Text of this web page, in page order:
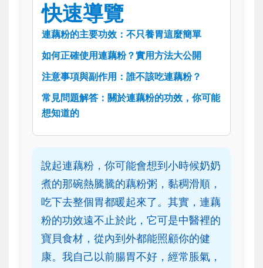
快速導覽
連藕粉的主要功效：不只養胃這麼簡單
如何正確使用連藕粉？實用方法大公開
注意事項與副作用：誰不該吃連藕粉？
常見問題解答：關於連藕粉的功效，你可能
想知道的
說起連藕粉，你可能會想到小時候奶奶
煮的那碗熱騰騰的藕粉粥，黏稠滑順，
吃下去整個胃都暖起來了。其實，連藕
粉的功效遠不止於此，它可是中醫裡的
寶貝食材，從內到外都能照顧你的健
康。我自己以前腸胃不好，經常脹氣，